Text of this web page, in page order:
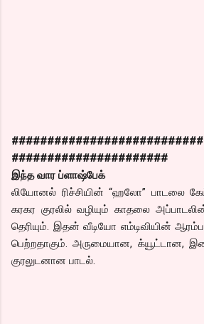
######################
இந்த வார ப்ளாஷ்பேக்
லியோனல் ரிச்சியின் “ஹலோ” பாடலை
கரகர குரலில் வழியும் காதலை
தெரியும். இதன் வீடியோ எம்டிவியின் ஆரம்ப
பெற்றதாகும். அருமையான, க்யூட்டான,
குரலுடனான பாடல்.